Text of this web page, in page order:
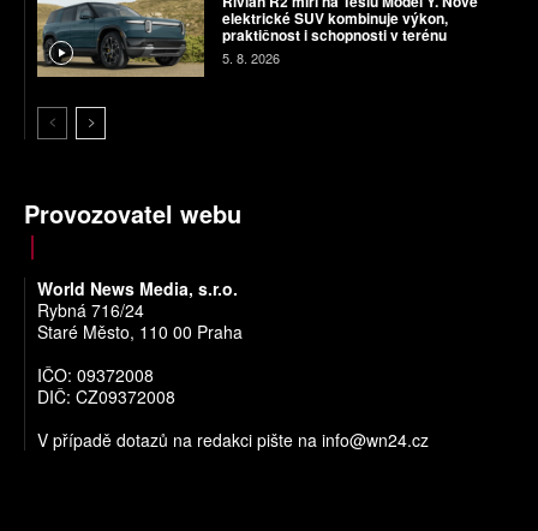
elektrické SUV kombinuje výkon,
praktičnost i schopnosti v terénu
5. 8. 2026
Provozovatel webu
World News Media, s.r.o.
Rybná 716/24
Staré Město, 110 00 Praha
IČO: 09372008
DIČ: CZ09372008
V případě dotazů na redakci pište na info@wn24.cz